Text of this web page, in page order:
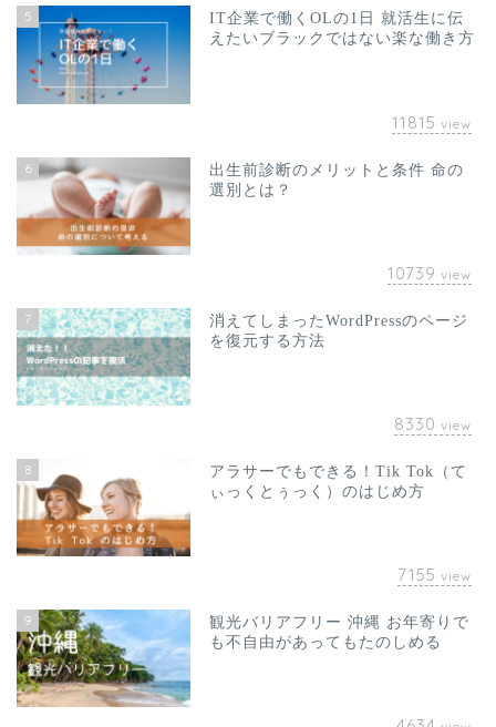
5
IT企業で働くOLの1日 就活生に伝
えたいブラックではない楽な働き方
11815 view
6
出生前診断のメリットと条件 命の
選別とは？
10739 view
7
消えてしまったWordPressのページ
を復元する方法
8330 view
8
アラサーでもできる！Tik Tok（て
ぃっくとぅっく）のはじめ方
7155 view
9
観光バリアフリー 沖縄 お年寄りで
も不自由があってもたのしめる